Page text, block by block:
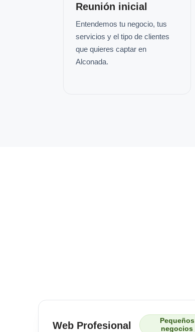
Reunión inicial
Entendemos tu negocio, tus
servicios y el tipo de clientes
que quieres captar en
Alconada.
Web Profesional
Pequeños
negocios